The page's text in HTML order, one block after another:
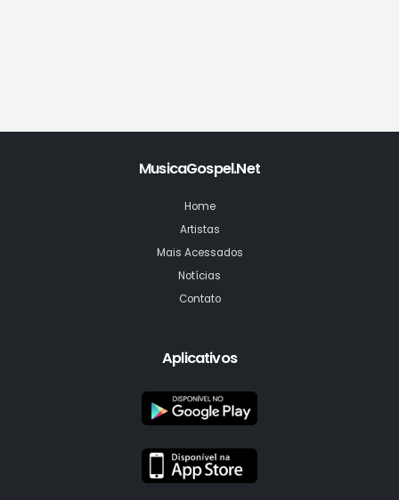
MusicaGospel.Net
Home
Artistas
Mais Acessados
Notícias
Contato
Aplicativos